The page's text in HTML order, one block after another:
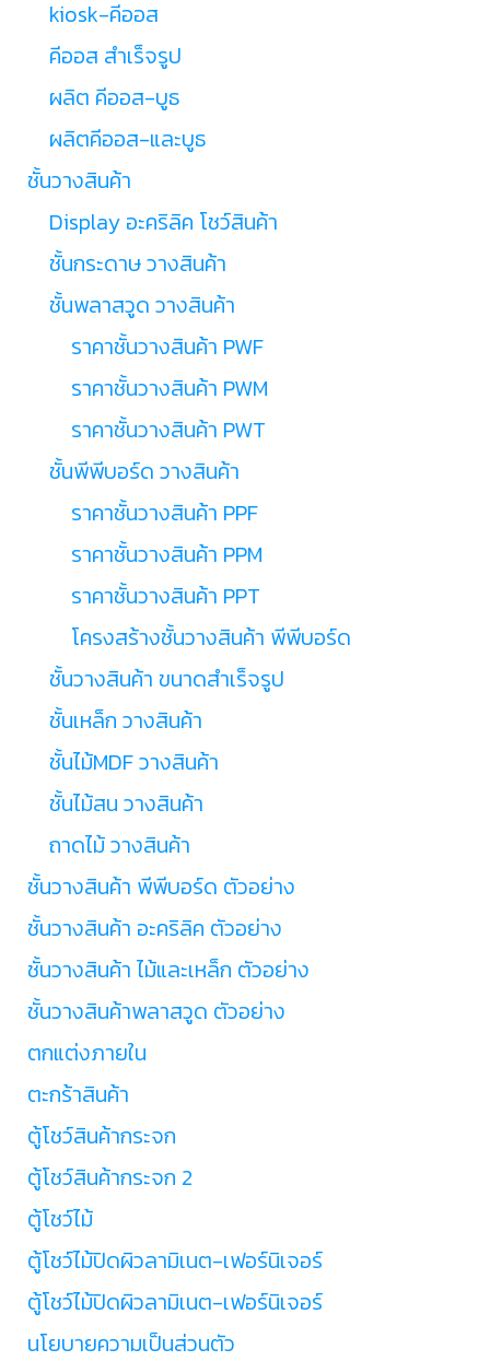
kiosk-คีออส
คีออส สำเร็จรูป
ผลิต คีออส-บูธ
ผลิตคีออส-และบูธ
ชั้นวางสินค้า
Display อะคริลิค โชว์สินค้า
ชั้นกระดาษ วางสินค้า
ชั้นพลาสวูด วางสินค้า
ราคาชั้นวางสินค้า PWF
ราคาชั้นวางสินค้า PWM
ราคาชั้นวางสินค้า PWT
ชั้นพีพีบอร์ด วางสินค้า
ราคาชั้นวางสินค้า PPF
ราคาชั้นวางสินค้า PPM
ราคาชั้นวางสินค้า PPT
โครงสร้างชั้นวางสินค้า พีพีบอร์ด
ชั้นวางสินค้า ขนาดสำเร็จรูป
ชั้นเหล็ก วางสินค้า
ชั้นไม้MDF วางสินค้า
ชั้นไม้สน วางสินค้า
ถาดไม้ วางสินค้า
ชั้นวางสินค้า พีพีบอร์ด ตัวอย่าง
ชั้นวางสินค้า อะคริลิค ตัวอย่าง
ชั้นวางสินค้า ไม้และเหล็ก ตัวอย่าง
ชั้นวางสินค้าพลาสวูด ตัวอย่าง
ตกแต่งภายใน
ตะกร้าสินค้า
ตู้โชว์สินค้ากระจก
ตู้โชว์สินค้ากระจก 2
ตู้โชว์ไม้
ตู้โชว์ไม้ปิดผิวลามิเนต-เฟอร์นิเจอร์
ตู้โชว์ไม้ปิดผิวลามิเนต-เฟอร์นิเจอร์
นโยบายความเป็นส่วนตัว